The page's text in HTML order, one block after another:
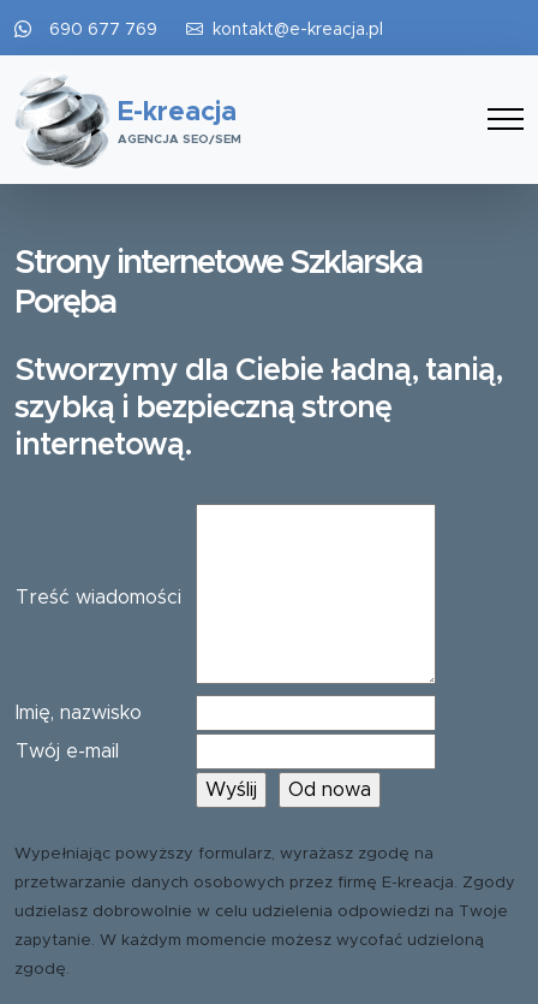
690 677 769 kontakt@e-kreacja.pl
E-kreacja
AGENCJA SEO/SEM
Strony internetowe Szklarska
Poręba
Stworzymy dla Ciebie ładną, tanią,
szybką i bezpieczną stronę
internetową.
Treść wiadomości
Imię, nazwisko
Twój e-mail
Wypełniając powyższy formularz, wyrażasz zgodę na
przetwarzanie danych osobowych przez firmę E-kreacja. Zgody
udzielasz dobrowolnie w celu udzielenia odpowiedzi na Twoje
zapytanie. W każdym momencie możesz wycofać udzieloną
zgodę.